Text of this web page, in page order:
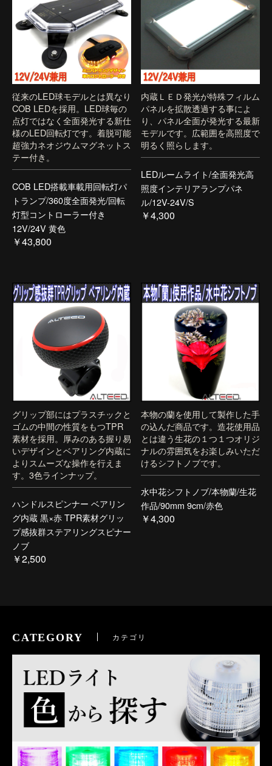
従来のLED球モデルとは異なり
COB LEDを採用。LED球毎の
点灯ではなく全面発光する新仕
様のLED回転灯です。着脱可能
超強力ネオジウムマグネットス
テー付き。
COB LED搭載車載用回転灯パ
トランプ/360度全面発光/回転
灯型コントローラー付き
12V/24V 黄色
￥43,800
内蔵ＬＥＤ発光が特殊フィルム
パネルを拡散透過する事によ
り、パネル全面が発光する最新
モデルです。広範囲を高照度で
明るく照らします。
LEDルームライト/全面発光高
照度インテリアランプパネ
ル/12V-24V/S
￥4,300
グリップ部にはプラスチックと
ゴムの中間の性質をもつTPR
素材を採用。厚みのある握り易
いデザインとベアリング内蔵に
よりスムーズな操作を行えま
す。3色ラインナップ。
ハンドルスピンナー ベアリン
グ内蔵 黒×赤 TPR素材グリッ
プ感抜群ステアリングスピナー
ノブ
￥2,500
本物の蘭を使用して製作した手
の込んだ商品です。造花使用品
とは違う生花の１つ１つオリジ
ナルの雰囲気をお楽しみいただ
けるシフトノブです。
水中花シフトノブ/本物蘭/生花
作品/90mm 9cm/赤色
￥4,300
CATEGORY カテゴリ